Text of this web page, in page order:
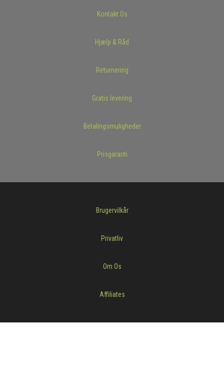
Kontakt Os
Hjælp & Råd
Returnering
Gratis levering
Betalingsmuligheder
Prisgaranti
Brugervilkår
Privatliv
Om Os
Affiliates